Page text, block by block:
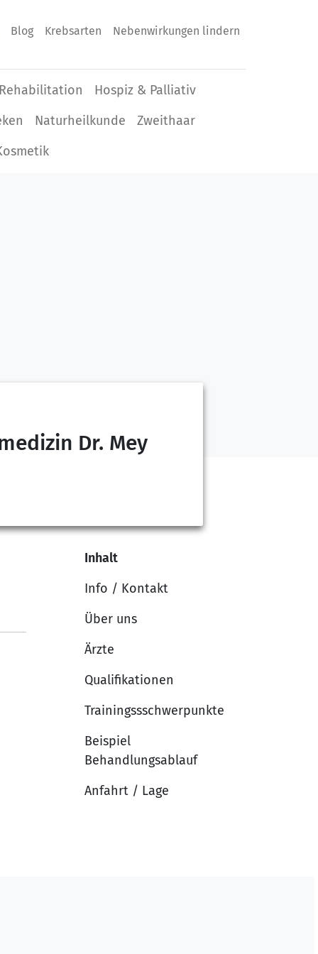
Blog Krebsarten Nebenwirkungen lindern
Rehabilitation
Hospiz & Palliativ
Naturheilkunde
Zweithaar
Dr. Mey
Inhalt
Info / Kontakt
Über uns
Ärzte
Qualifikationen
Trainingssschwerpunkte
Beispiel
Behandlungsablauf
Anfahrt / Lage